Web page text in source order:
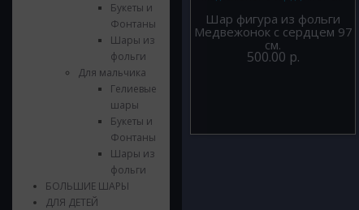
Букеты и
Фонтаны
Шары из
фольги
Для мальчика
Гелиевые
шары
Букеты и
Фонтаны
Шары из
фольги
БОЛЬШИЕ ШАРЫ
ДЛЯ ДЕТЕЙ
Шар фигура из фольги
Медвежонок с сердцем 97
см.
500.00 р.